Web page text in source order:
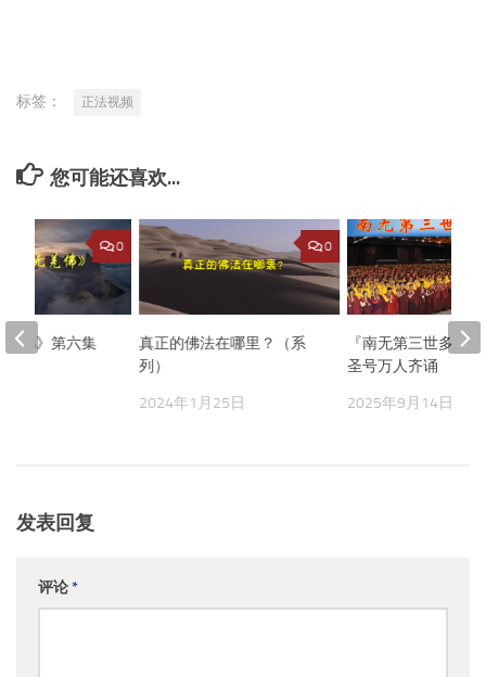
标签： 正法视频
您可能还喜欢...
0
真正的佛法在哪里？（系
列）
2024年1月25日
『南无第三世多杰
圣号万人齐诵
2025年9月14日
0
羌佛》第六集
发表回复
评论*